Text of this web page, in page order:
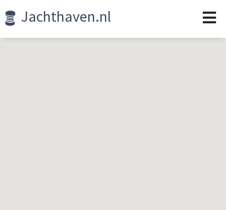
Jachthaven.nl